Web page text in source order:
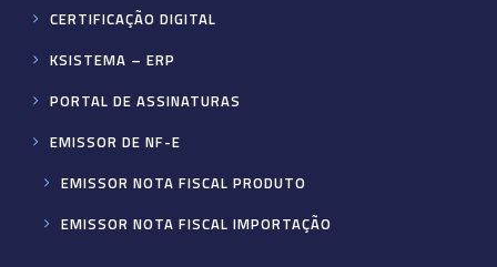
CERTIFICAÇÃO DIGITAL
KSISTEMA – ERP
PORTAL DE ASSINATURAS
EMISSOR DE NF-E
EMISSOR NOTA FISCAL PRODUTO
EMISSOR NOTA FISCAL IMPORTAÇÃO